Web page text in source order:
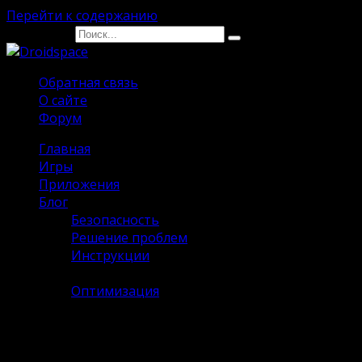
Перейти к содержанию
Обратная связь
О сайте
Форум
Главная
Игры
Приложения
Блог
Безопасность
Решение проблем
Инструкции
Оптимизация